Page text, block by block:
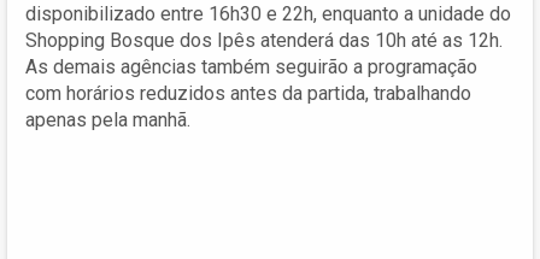
disponibilizado entre 16h30 e 22h, enquanto a unidade do
Shopping Bosque dos Ipês atenderá das 10h até as 12h.
As demais agências também seguirão a programação
com horários reduzidos antes da partida, trabalhando
apenas pela manhã.